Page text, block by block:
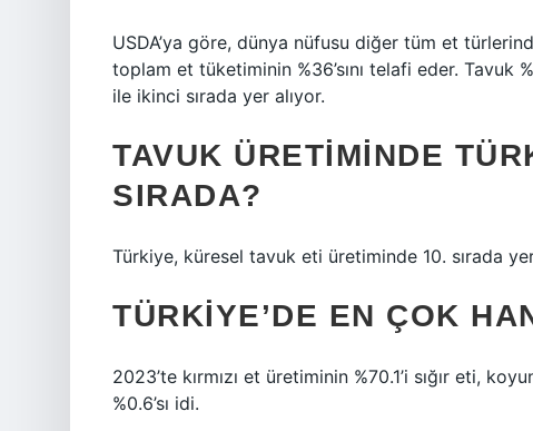
USDA’ya göre, dünya nüfusu diğer tüm et
toplam et tüketiminin %36’sını telafi eder. Tavuk
ile ikinci sırada yer alıyor.
TAVUK ÜRETIMINDE
SIRADA?
Türkiye, küresel tavuk eti üretiminde 10. sırada
TÜRKIYE’DE EN ÇOK
2023’te kırmızı et üretiminin %70.1’i sığır eti,
%0.6’sı idi.